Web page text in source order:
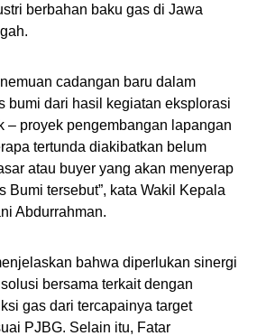
berbahan baku gas di Jawa
cadangan baru dalam
bumi dari hasil kegiatan eksplorasi
– proyek pengembangan lapangan
tertunda diakibatkan belum
atau buyer yang akan menyerap
Bumi tersebut”, kata Wakil Kepala
Abdurrahman.
bahwa diperlukan sinergi
bersama terkait dengan
gas dari tercapainya target
PJBG. Selain itu, Fatar